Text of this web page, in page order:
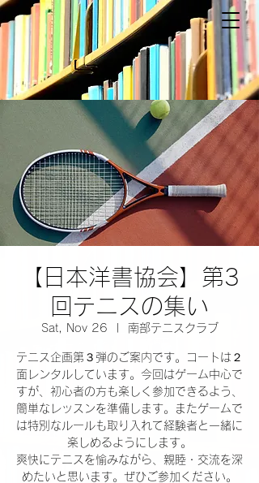
【日本洋書協会】第3
回テニスの集い
Sat, Nov 26 南部テニスクラブ
テニス企画第３弾のご案内です。コートは２
面レンタルしています。今回はゲーム中心で
すが、初心者の方も楽しく参加できるよう、
簡単なレッスンを準備します。またゲームで
は特別なルールも取り入れて経験者と一緒に
楽しめるようにします。
爽快にテニスを愉みながら、親睦・交流を深
めたいと思います。ぜひご参加ください。